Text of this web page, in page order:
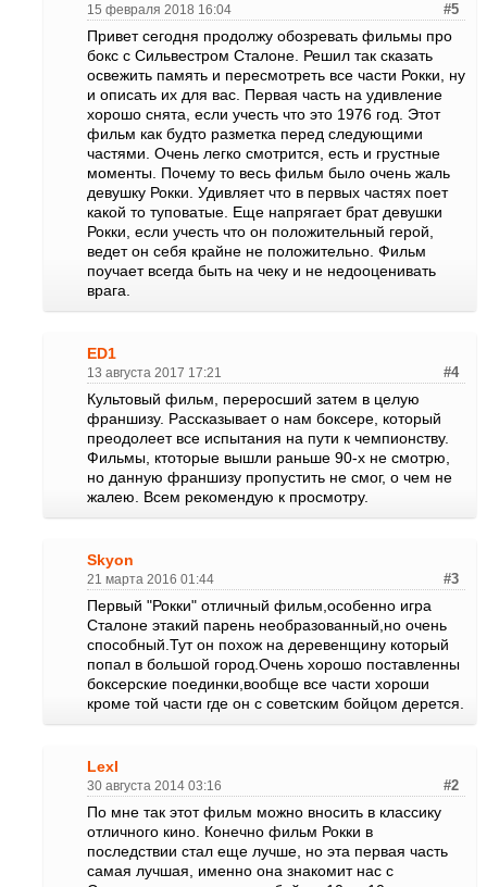
15 февраля 2018 16:04 #5
Привет сегодня продолжу обозревать фильмы про
бокс с Сильвестром Сталоне. Решил так сказать
освежить память и пересмотреть все части Рокки, ну
и описать их для вас. Первая часть на удивление
хорошо снята, если учесть что это 1976 год. Этот
фильм как будто разметка перед следующими
частями. Очень легко смотрится, есть и грустные
моменты. Почему то весь фильм было очень жаль
девушку Рокки. Удивляет что в первых частях поет
какой то туповатые. Еще напрягает брат девушки
Рокки, если учесть что он положительный герой,
ведет он себя крайне не положительно. Фильм
поучает всегда быть на чеку и не недооценивать
врага.
ED1
13 августа 2017 17:21 #4
Культовый фильм, переросший затем в целую
франшизу. Рассказывает о нам боксере, который
преодолеет все испытания на пути к чемпионству.
Фильмы, ктоторые вышли раньше 90-х не смотрю,
но данную франшизу пропустить не смог, о чем не
жалею. Всем рекомендую к просмотру.
Skyon
21 марта 2016 01:44 #3
Первый "Рокки" отличный фильм,особенно игра
Сталоне этакий парень необразованный,но очень
способный.Тут он похож на деревенщину который
попал в большой город.Очень хорошо поставленны
боксерские поединки,вообще все части хороши
кроме той части где он с советским бойцом дерется.
LexI
30 августа 2014 03:16 #2
По мне так этот фильм можно вносить в классику
отличного кино. Конечно фильм Рокки в
последствии стал еще лучше, но эта первая часть
самая лучшая, именно она знакомит нас с